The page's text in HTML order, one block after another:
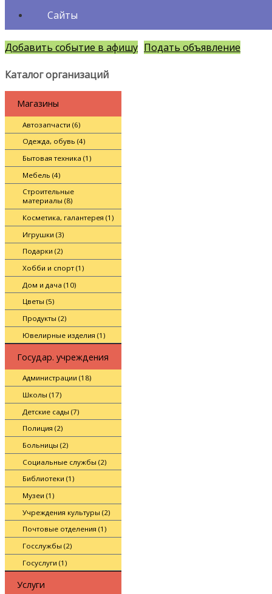
Сайты
Добавить событие в афишу Подать объявление
Каталог организаций
Магазины
Автозапчасти (6)
Одежда, обувь (4)
Бытовая техника (1)
Мебель (4)
Строительные
материалы (8)
Косметика, галантерея (1)
Игрушки (3)
Подарки (2)
Хобби и спорт (1)
Дом и дача (10)
Цветы (5)
Продукты (2)
Ювелирные изделия (1)
Государ. учреждения
Администрации (18)
Школы (17)
Детские сады (7)
Полиция (2)
Больницы (2)
Социальные службы (2)
Библиотеки (1)
Музеи (1)
Учреждения культуры (2)
Почтовые отделения (1)
Госслужбы (2)
Госуслуги (1)
Услуги